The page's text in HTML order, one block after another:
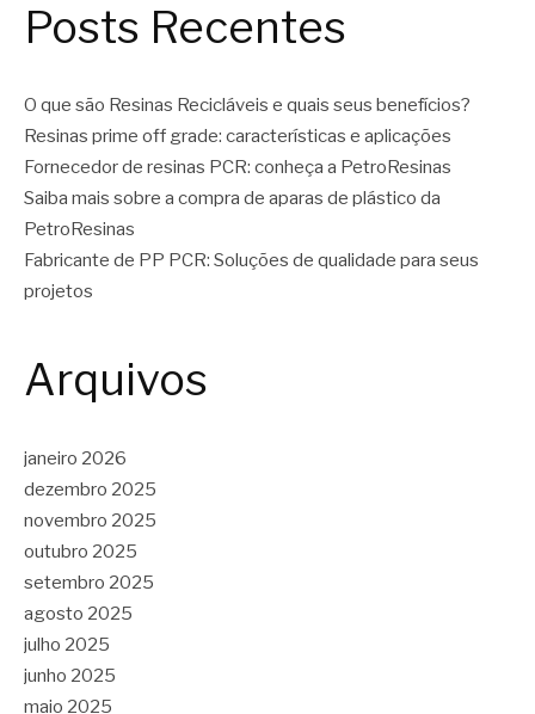
Posts Recentes
O que são Resinas Recicláveis e quais seus benefícios?
Resinas prime off grade: características e aplicações
Fornecedor de resinas PCR: conheça a PetroResinas
Saiba mais sobre a compra de aparas de plástico da
PetroResinas
Fabricante de PP PCR: Soluções de qualidade para seus
projetos
Arquivos
janeiro 2026
dezembro 2025
novembro 2025
outubro 2025
setembro 2025
agosto 2025
julho 2025
junho 2025
maio 2025